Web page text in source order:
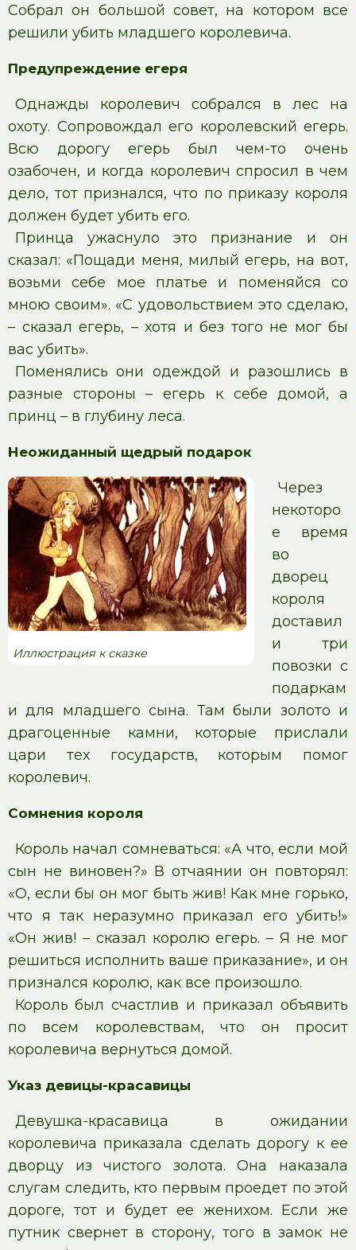
Собрал он большой совет, на котором все
решили убить младшего королевича.
Предупреждение егеря
Однажды королевич собрался в лес на
охоту. Сопровождал его королевский егерь.
Всю дорогу егерь был чем-то очень
озабочен, и когда королевич спросил в чем
дело, тот признался, что по приказу короля
должен будет убить его.
Принца ужаснуло это признание и он
сказал: «Пощади меня, милый егерь, на вот,
возьми себе мое платье и поменяйся со
мною своим». «С удовольствием это сделаю,
– сказал егерь, – хотя и без того не мог бы
вас убить».
Поменялись они одеждой и разошлись в
разные стороны – егерь к себе домой, а
принц – в глубину леса.
Неожиданный щедрый подарок
Иллюстрация к сказке
Через
некоторо
е время
во
дворец
короля
доставил
и три
повозки с
подаркам
и для младшего сына. Там были золото и
драгоценные камни, которые прислали
цари тех государств, которым помог
королевич.
Сомнения короля
Король начал сомневаться: «А что, если мой
сын не виновен?» В отчаянии он повторял:
«О, если бы он мог быть жив! Как мне горько,
что я так неразумно приказал его убить!»
«Он жив! – сказал королю егерь. – Я не мог
решиться исполнить ваше приказание», и он
признался королю, как все произошло.
Король был счастлив и приказал объявить
по всем королевствам, что он просит
королевича вернуться домой.
Указ девицы-красавицы
Девушка-красавица в ожидании
королевича приказала сделать дорогу к ее
дворцу из чистого золота. Она наказала
слугам следить, кто первым проедет по этой
дороге, тот и будет ее женихом. Если же
путник свернет в сторону, того в замок не